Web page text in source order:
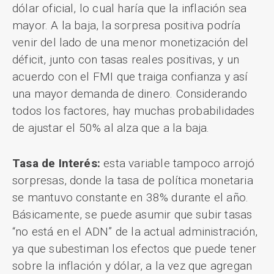
dólar oficial, lo cual haría que la inflación sea
mayor. A la baja, la sorpresa positiva podría
venir del lado de una menor monetización del
déficit, junto con tasas reales positivas, y un
acuerdo con el FMI que traiga confianza y así
una mayor demanda de dinero. Considerando
todos los factores, hay muchas probabilidades
de ajustar el 50% al alza que a la baja.
Tasa de Interés: esta variable tampoco arrojó
sorpresas, donde la tasa de política monetaria
se mantuvo constante en 38% durante el año.
Básicamente, se puede asumir que subir tasas
“no está en el ADN” de la actual administración,
ya que subestiman los efectos que puede tener
sobre la inflación y dólar, a la vez que agregan